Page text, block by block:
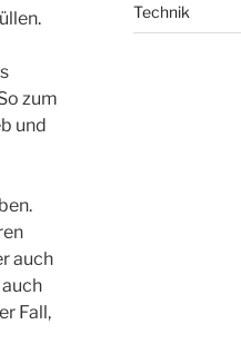
zum
und
auch
Fall,
Technik